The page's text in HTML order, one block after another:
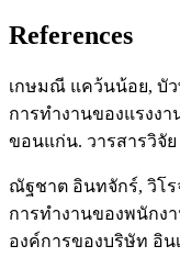
References
เกษมณี แคว้นน้อย, บั
การทำงานของแรงง
ขอนแก่น. วารสารวิจั
ณัฐชาต อินทจักร์, วิโ
การทำงานของพนักง
องค์การของบริษัท อิน